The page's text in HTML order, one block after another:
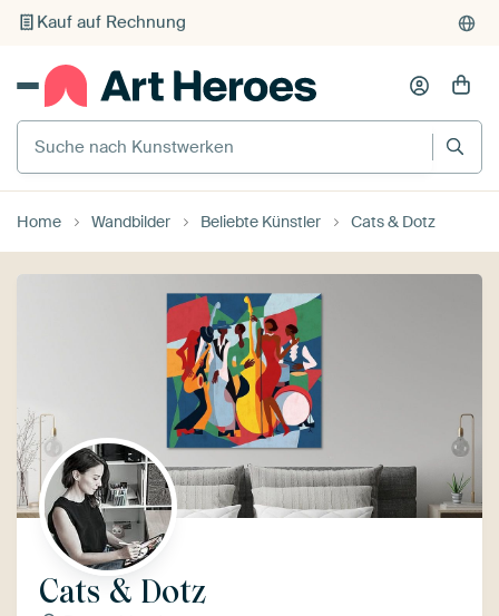
Individueller Druck auf Bestellung
Suche nach Kunstwerken
Home Wandbilder Beliebte Künstler Cats & Dotz
Cats & Dotz